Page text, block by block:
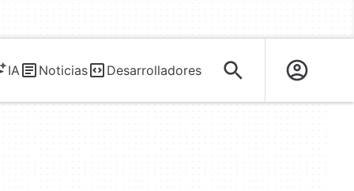
IA Noticias Desarrolladores